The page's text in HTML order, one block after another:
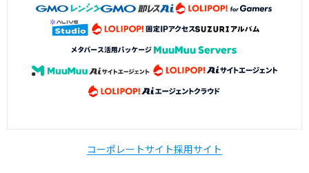
コーポレートサイト採用サイト